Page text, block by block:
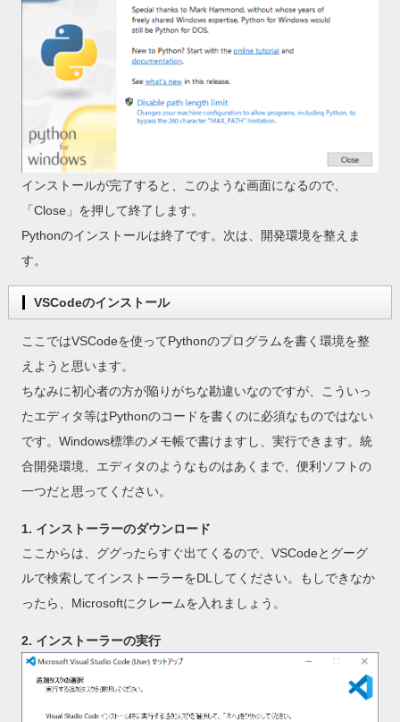
インストールが完了すると、このような画面になるので、
「Close」を押して終了します。
Pythonのインストールは終了です。次は、開発環境を整えま
す。
VSCodeのインストール
ここではVSCodeを使ってPythonのプログラムを書く環境を整
えようと思います。
ちなみに初心者の方が陥りがちな勘違いなのですが、こういっ
たエディタ等はPythonのコードを書くのに必須なものではない
です。Windows標準のメモ帳で書けますし、実行できます。統
合開発環境、エディタのようなものはあくまで、便利ソフトの
一つだと思ってください。
1. インストーラーのダウンロード
ここからは、ググったらすぐ出てくるので、VSCodeとグーグ
ルで検索してインストーラーをDLしてください。もしできなか
ったら、Microsoftにクレームを入れましょう。
2. インストーラーの実行